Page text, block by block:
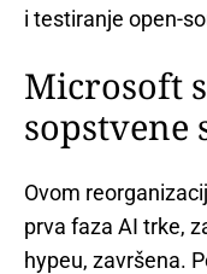
i testiranje open-
Microsoft
sopstvene
Ovom
prva faza AI trke,
hypeu, završena.